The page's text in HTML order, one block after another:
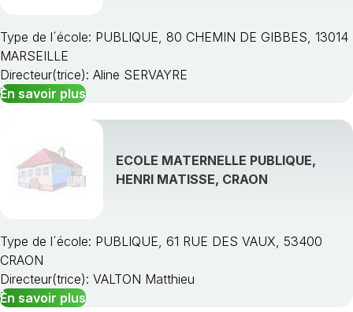
Type de l´école: PUBLIQUE, 80 CHEMIN DE GIBBES, 13014
MARSEILLE
Directeur(trice): Aline SERVAYRE
En savoir plus
ECOLE MATERNELLE PUBLIQUE,
HENRI MATISSE, CRAON
Type de l´école: PUBLIQUE, 61 RUE DES VAUX, 53400
CRAON
Directeur(trice): VALTON Matthieu
En savoir plus